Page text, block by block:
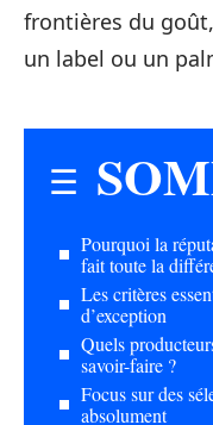
frontières du
un label ou un
Pourquoi la
fait toute la
Les critères
d’exception
Quels
savoir-faire ?
Focus sur des
absolument